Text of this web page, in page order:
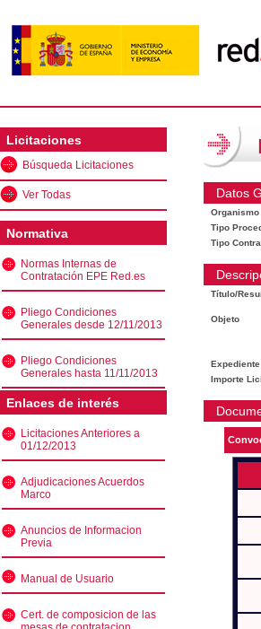
Licitaciones
Búsqueda Licitaciones
Ver Todas
Normativa
Normas Internas de
Contratación EPE Red.es
Pliego Condiciones
Generales desde 12/11/2013
Pliego Condiciones
Generales hasta 11/11/2013
Enlaces de interés
Licitaciones Anteriores a
01/12/2013
Adjudicaciones Acuerdos
Marco
Anuncios de Informacion
Previa
Manual de Usuario
Cert. de composicion de las
Datos
Organismo
Tipo
Tipo
Título/
Objeto
Expediente
Importe